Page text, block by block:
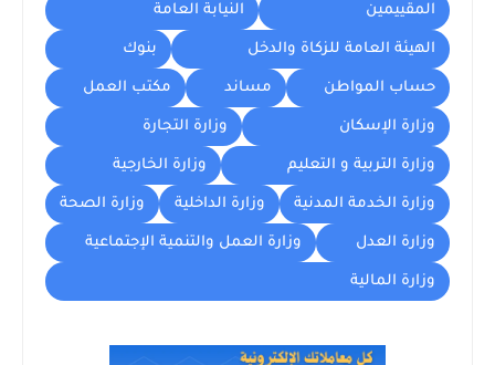
المقييمين النيابة العامة
الهيئة العامة للزكاة والدخل بنوك
حساب المواطن مساند مكتب العمل
وزارة الإسكان وزارة التجارة
وزارة التربية و التعليم وزارة الخارجية
وزارة الخدمة المدنية وزارة الداخلية وزارة الصحة
وزارة العدل وزارة العمل والتنمية الإجتماعية
وزارة المالية